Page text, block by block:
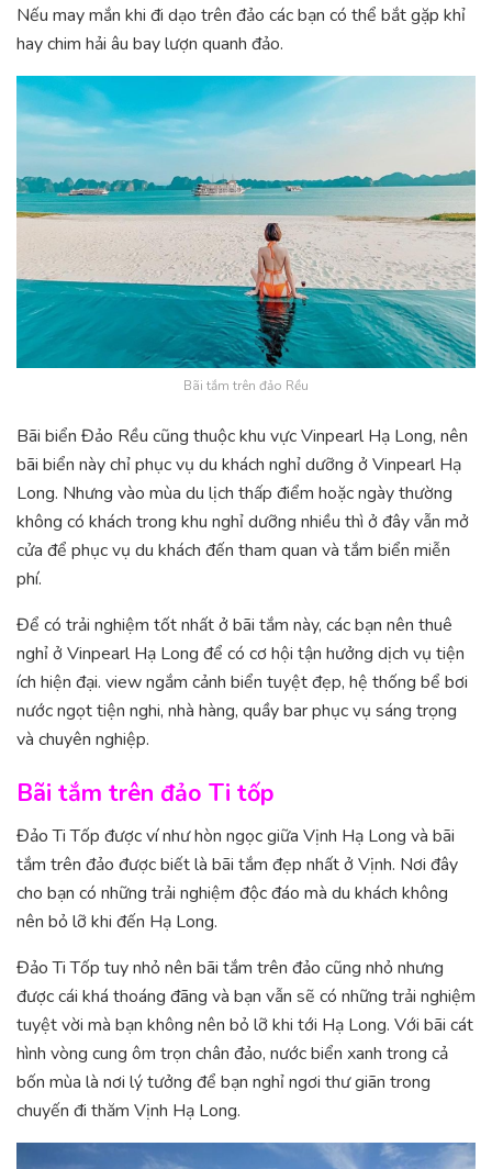
Nếu may mắn khi đi dạo trên đảo các bạn có thể bắt gặp khỉ
hay chim hải âu bay lượn quanh đảo.
Bãi tắm trên đảo Rều
Bãi biển Đảo Rều cũng thuộc khu vực Vinpearl Hạ Long, nên
bãi biển này chỉ phục vụ du khách nghỉ dưỡng ở Vinpearl Hạ
Long. Nhưng vào mùa du lịch thấp điểm hoặc ngày thường
không có khách trong khu nghỉ dưỡng nhiều thì ở đây vẫn mở
cửa để phục vụ du khách đến tham quan và tắm biển miễn
phí.
Để có trải nghiệm tốt nhất ở bãi tắm này, các bạn nên thuê
nghỉ ở Vinpearl Hạ Long để có cơ hội tận hưởng dịch vụ tiện
ích hiện đại. view ngắm cảnh biển tuyệt đẹp, hệ thống bể bơi
nước ngọt tiện nghi, nhà hàng, quầy bar phục vụ sáng trọng
và chuyên nghiệp.
Bãi tắm trên đảo Ti tốp
Đảo Ti Tốp được ví như hòn ngọc giữa Vịnh Hạ Long và bãi
tắm trên đảo được biết là bãi tắm đẹp nhất ở Vịnh. Nơi đây
cho bạn có những trải nghiệm độc đáo mà du khách không
nên bỏ lỡ khi đến Hạ Long.
Đảo Ti Tốp tuy nhỏ nên bãi tắm trên đảo cũng nhỏ nhưng
được cái khá thoáng đãng và bạn vẫn sẽ có những trải nghiệm
tuyệt vời mà bạn không nên bỏ lỡ khi tới Hạ Long. Với bãi cát
hình vòng cung ôm trọn chân đảo, nước biển xanh trong cả
bốn mùa là nơi lý tưởng để bạn nghỉ ngơi thư giãn trong
chuyến đi thăm Vịnh Hạ Long.